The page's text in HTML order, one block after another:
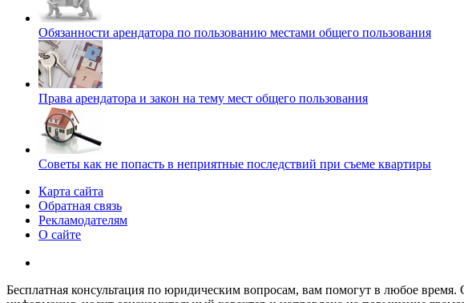
Обязанности арендатора по пользованию местами общего пользования
Права арендатора и закон на тему мест общего пользования
Советы как не попасть в неприятные последствий при съеме квартиры
Карта сайта
Обратная связь
Рекламодателям
О сайте
Бесплатная консультация по юридическим вопросам, вам помогут в любое